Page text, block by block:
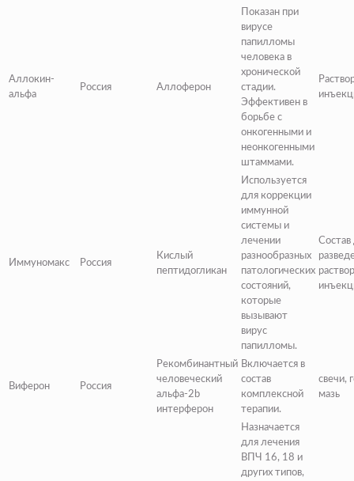
Аллокин-
альфа
Россия Аллоферон
Показан при
вирусе
папилломы
человека в
хронической
стадии.
Эффективен в
борьбе с
онкогенными и
неонкогенными
штаммами.
Иммуномакс Россия
Кислый
пептидогликан
Используется
для коррекции
иммунной
системы и
лечении
разнообразных
патологических
состояний,
которые
вызывают
вирус
папилломы.
Состав
Виферон Россия
Рекомбинантный
человеческий
альфа-2b
интерферон
Включается в
состав
комплексной
терапии.
свечи,
мазь
Назначается
для лечения
ВПЧ 16, 18 и
других типов,